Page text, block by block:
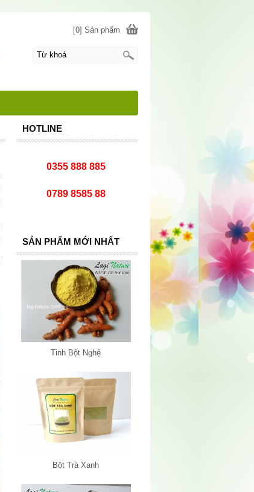
HOTLINE
0355 888 885
0789 8585 88
SẢN PHẨM MỚI NHẤT
Tinh Bột Nghệ
Bột Trà Xanh
[0] Sản phẩm